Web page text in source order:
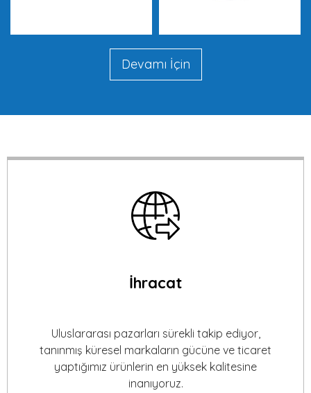
Devamı İçin
İhracat
Uluslararası pazarları sürekli takip ediyor,
tanınmış küresel markaların gücüne ve ticaret
yaptığımız ürünlerin en yüksek kalitesine
inanıyoruz.